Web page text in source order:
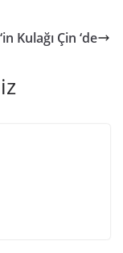
Kulağı Çin ‘de